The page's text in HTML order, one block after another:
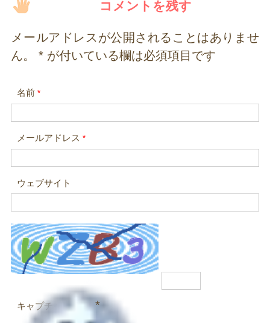
コメントを残す
メールアドレスが公開されることはありませ
ん。* が付いている欄は必須項目です
名前*
メールアドレス*
ウェブサイト
キャプチャコード *